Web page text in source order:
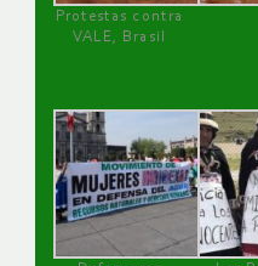
Protestas contra
VALE, Brasil